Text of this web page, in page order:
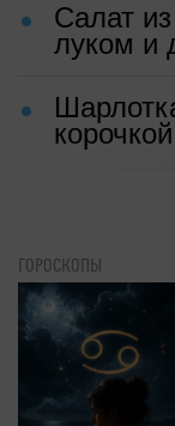
Салат
луком и
ГОРОСКОПЫ